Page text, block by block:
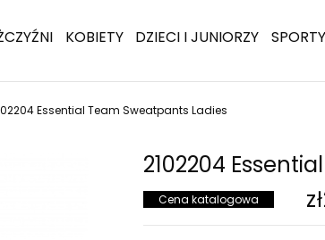
KOBIETY DZIECI I JUNIORZY SPORTY
Essential Team Sweatpants Ladies
2102204
Cena katalogowa